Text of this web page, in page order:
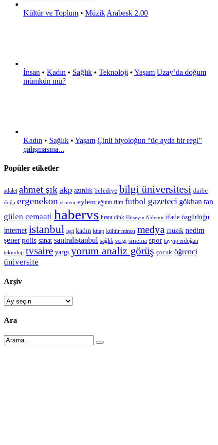
Kültür ve Toplum • Müzik Arabesk 2.00
İnsan • Kadın • Sağlık • Teknoloji • Yaşam Uzay’da doğum
mümkün mü?
Kadın • Sağlık • Yaşam Çinli biyoloğun “üç ayda bir regl”
çalışmasına...
Popüler etiketler
adalet ahmet şık akp azınlık belediye bilgi üniversitesi darbe
doğa ergenekon ermeni eylem eğitim film futbol gazeteci gökhan tan
gülen cemaati habervs hrant dink Hüseyin Aldemir ifade özgürlüğü
internet istanbul işçi kadın kitap kültür mirası medya müzik nedim
şener polis sanat santralistanbul sağlık sergi sinema spor tayyip erdoğan
teknoloji tvsaire yargı yorum analiz görüş çocuk öğrenci
üniversite
Arşiv
Arşiv
Ara